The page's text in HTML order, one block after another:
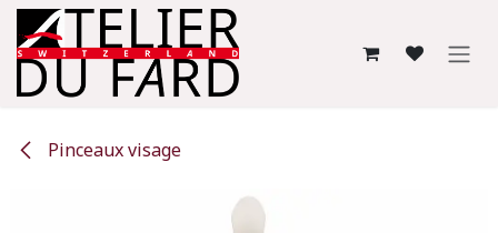
Se rendre au contenu
Pinceaux visage